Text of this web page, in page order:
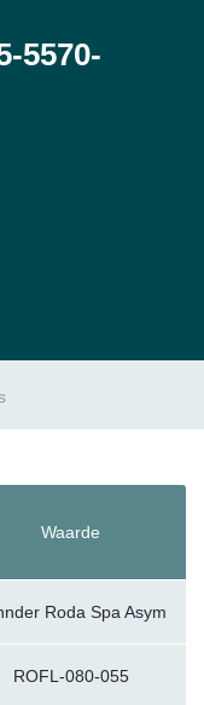
5570-
Waarde
Roda Spa Asym
ROFL-080-055